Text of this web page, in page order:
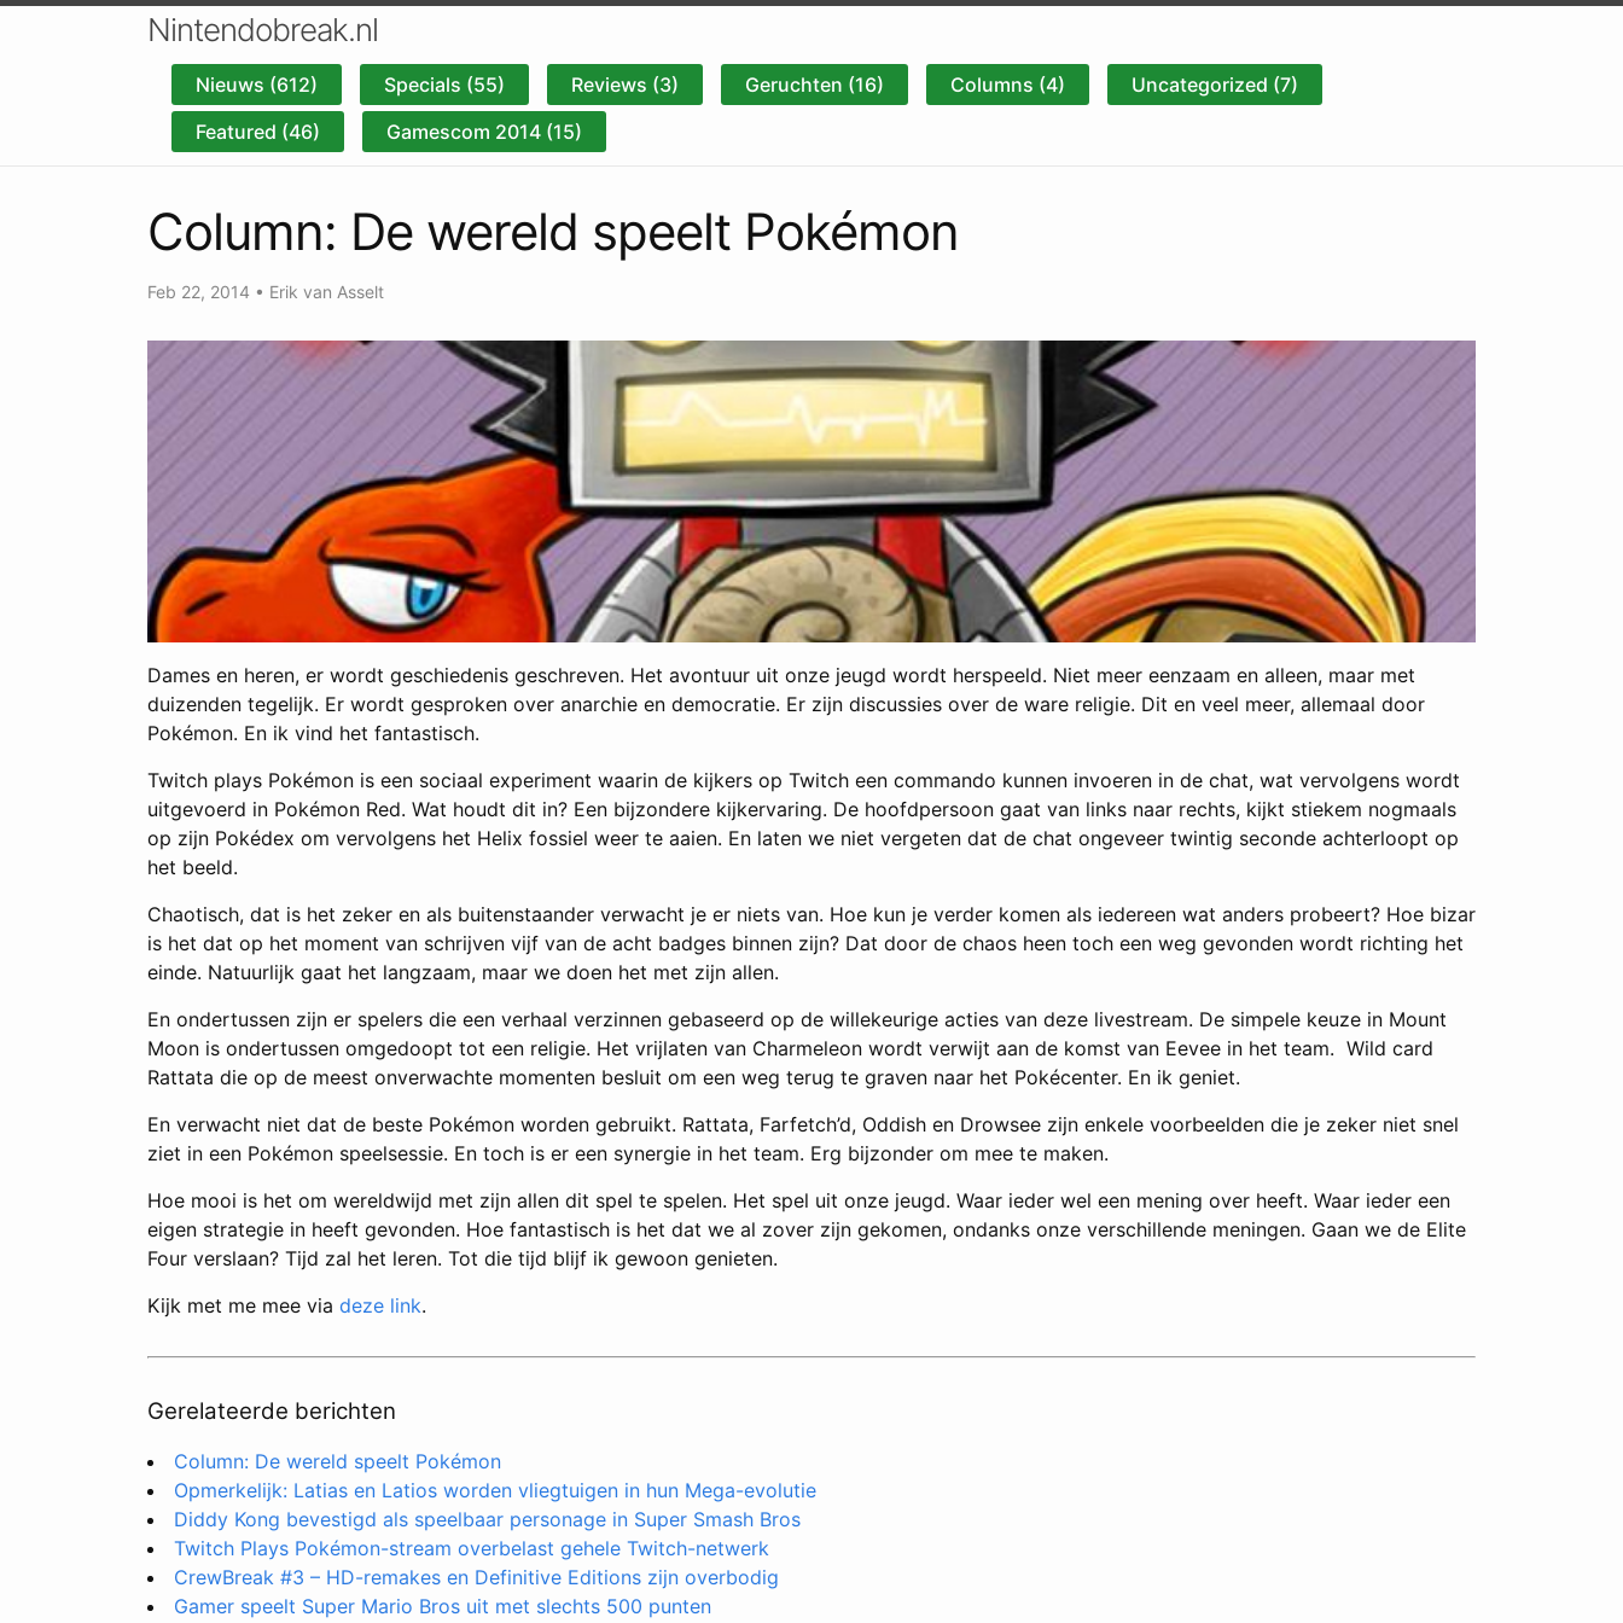
Nintendobreak.nl
Nieuws (612) Specials (55) Reviews (3) Geruchten (16) Columns (4)
Uncategorized (7)
Featured (46)
Gamescom 2014 (15)
Column: De wereld speelt Pokémon
Feb 22, 2014 • Erik van Asselt
Dames en heren, er wordt geschiedenis geschreven. Het avontuur uit onze jeugd wordt herspeeld. Niet meer eenzaam en alleen, maar met
duizenden tegelijk. Er wordt gesproken over anarchie en democratie. Er zijn discussies over de ware religie. Dit en veel meer, allemaal door
Pokémon. En ik vind het fantastisch.
Twitch plays Pokémon is een sociaal experiment waarin de kijkers op Twitch een commando kunnen invoeren in de chat, wat vervolgens wordt
uitgevoerd in Pokémon Red. Wat houdt dit in? Een bijzondere kijkervaring. De hoofdpersoon gaat van links naar rechts, kijkt stiekem nogmaals
op zijn Pokédex om vervolgens het Helix fossiel weer te aaien. En laten we niet vergeten dat de chat ongeveer twintig seconde achterloopt op
het beeld.
Chaotisch, dat is het zeker en als buitenstaander verwacht je er niets van. Hoe kun je verder komen als iedereen wat anders probeert? Hoe bizar
is het dat op het moment van schrijven vijf van de acht badges binnen zijn? Dat door de chaos heen toch een weg gevonden wordt richting het
einde. Natuurlijk gaat het langzaam, maar we doen het met zijn allen.
En ondertussen zijn er spelers die een verhaal verzinnen gebaseerd op de willekeurige acties van deze livestream. De simpele keuze in Mount
Moon is ondertussen omgedoopt tot een religie. Het vrijlaten van Charmeleon wordt verwijt aan de komst van Eevee in het team. Wild card
Rattata die op de meest onverwachte momenten besluit om een weg terug te graven naar het Pokécenter. En ik geniet.
En verwacht niet dat de beste Pokémon worden gebruikt. Rattata, Farfetch’d, Oddish en Drowsee zijn enkele voorbeelden die je zeker niet snel
ziet in een Pokémon speelsessie. En toch is er een synergie in het team. Erg bijzonder om mee te maken.
Hoe mooi is het om wereldwijd met zijn allen dit spel te spelen. Het spel uit onze jeugd. Waar ieder wel een mening over heeft. Waar ieder een
eigen strategie in heeft gevonden. Hoe fantastisch is het dat we al zover zijn gekomen, ondanks onze verschillende meningen. Gaan we de Elite
Four verslaan? Tijd zal het leren. Tot die tijd blijf ik gewoon genieten.
Kijk met me mee via deze link.
Gerelateerde berichten
Column: De wereld speelt Pokémon
Opmerkelijk: Latias en Latios worden vliegtuigen in hun Mega-evolutie
Diddy Kong bevestigd als speelbaar personage in Super Smash Bros
Twitch Plays Pokémon-stream overbelast gehele Twitch-netwerk
CrewBreak #3 – HD-remakes en Definitive Editions zijn overbodig
Gamer speelt Super Mario Bros uit met slechts 500 punten